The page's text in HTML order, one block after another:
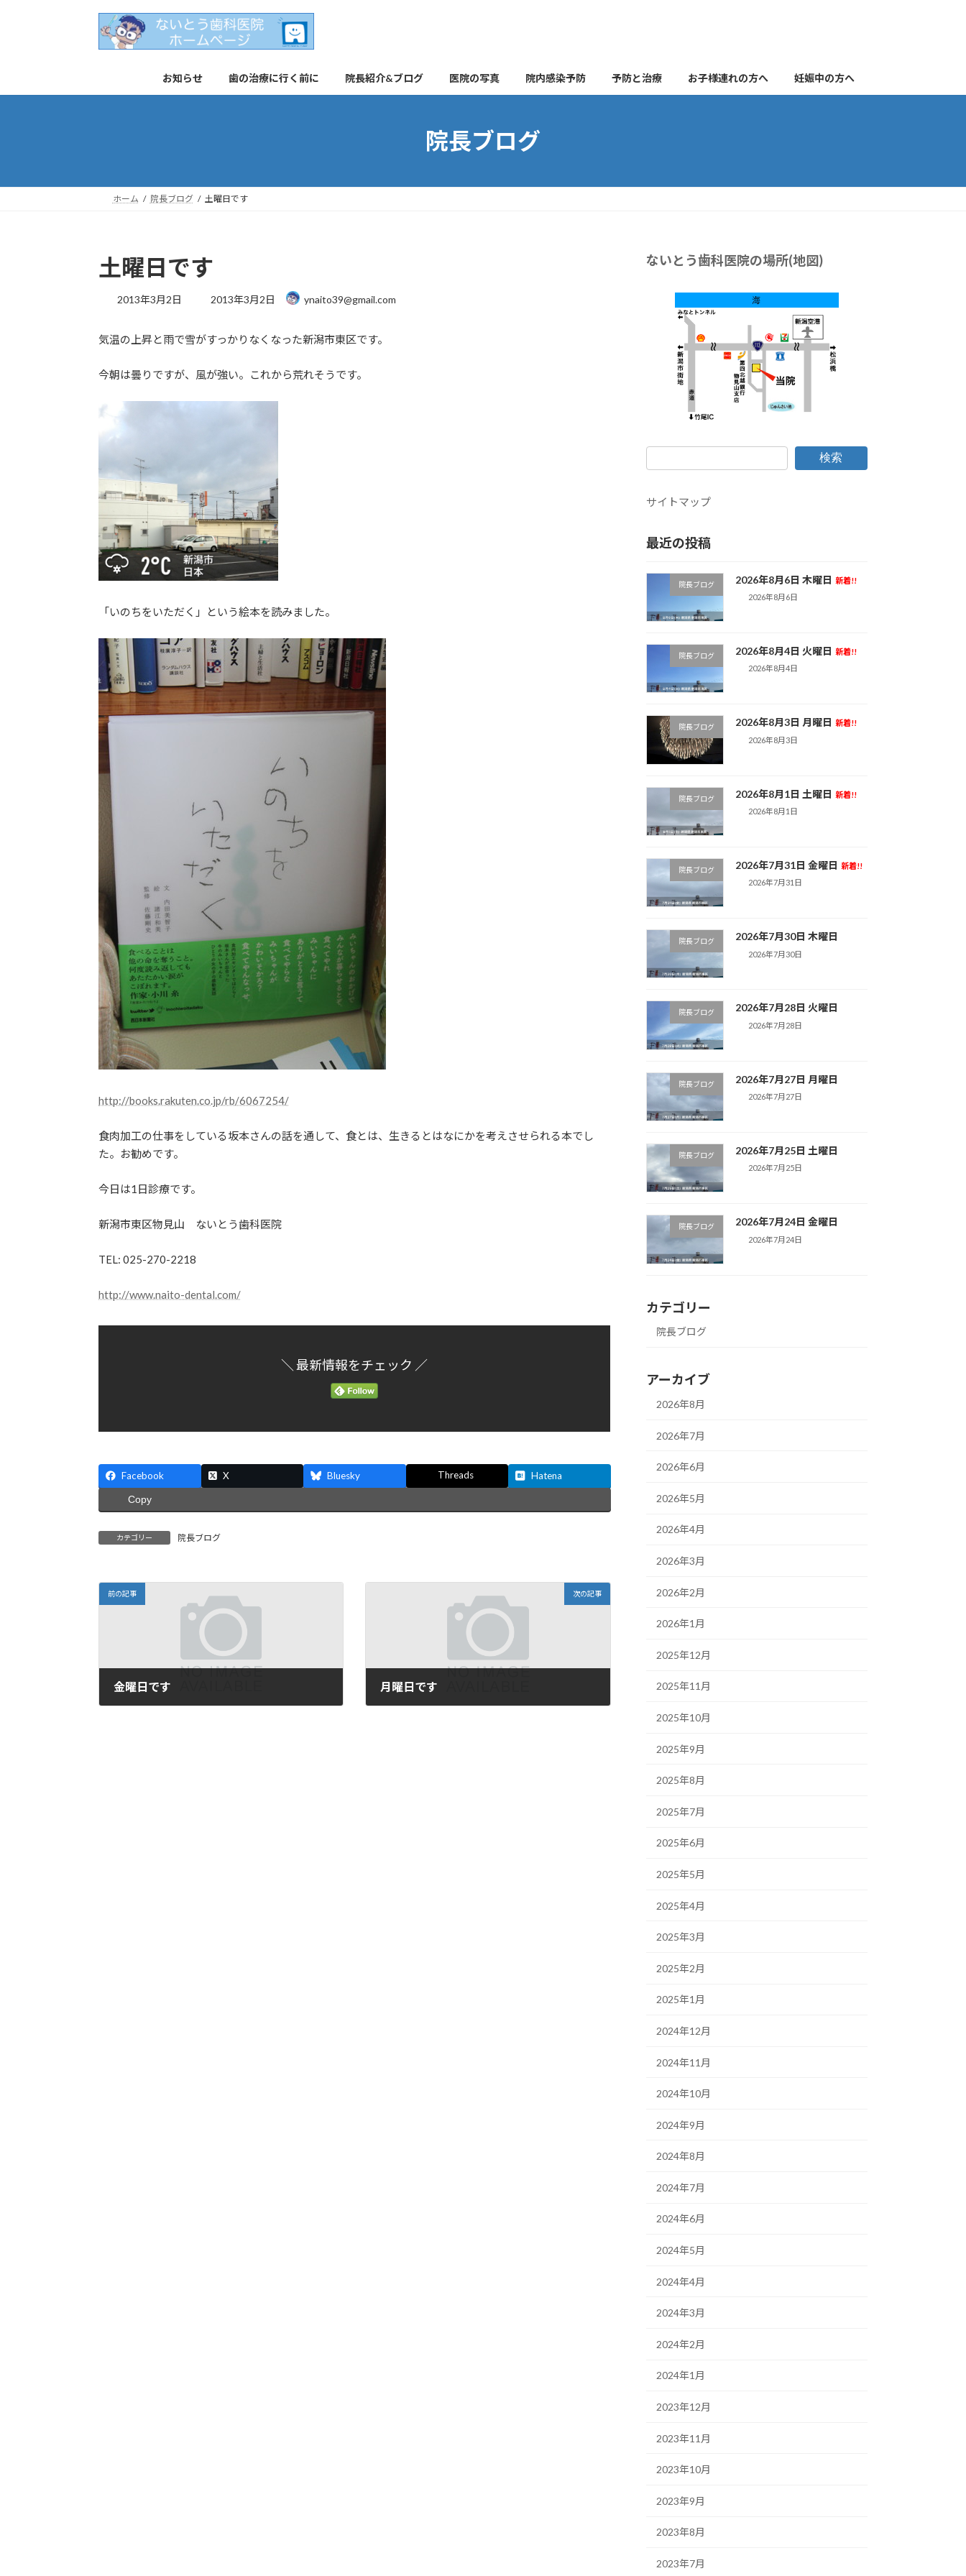
へ
ョ
お知らせ 歯の治療に行く前に 院長紹介&ブログ 医院の写真 院内感染予防 予防と治療 お子様連れの方へ 妊娠中の方へ
院長ブログ
ホーム 院長ブログ 土曜日です
土曜日です
2013年3月2日
最
新
時
2013年3月2日 ynaito39@gmail.com
気温の上昇と雨で雪がすっかりなくなった新潟市東区です。
今朝は曇りですが、風が強い。これから荒れそうです。
「いのちをいただく」という絵本を読みました。
http://books.rakuten.co.jp/rb/6067254/
食肉加工の仕事をしている坂本さんの話を通して、食とは、生きるとはなにかを考えさせられる本でし
た。お勧めです。
今日は1日診療です。
新潟市東区物見山 ないとう歯科医院
TEL: 025-270-2218
http://www.naito-dental.com/
＼ 最新情報をチェック ／
Facebook X Bluesky Threads Hatena
Copy
カテゴリー 院長ブログ
前の記事
金曜日です
次の記事
月曜日です
ないとう歯科医院の場所(地図)
検索
サイトマップ
最近の投稿
院長ブログ 2026年8月6日 木曜日 新着!!
2026年8月6日
院長ブログ 2026年8月4日 火曜日 新着!!
2026年8月4日
院長ブログ 2026年8月3日 月曜日 新着!!
2026年8月3日
院長ブログ 2026年8月1日 土曜日 新着!!
2026年8月1日
院長ブログ 2026年7月31日 金曜日 新着!!
2026年7月31日
院長ブログ 2026年7月30日 木曜日
2026年7月30日
院長ブログ 2026年7月28日 火曜日
2026年7月28日
院長ブログ 2026年7月27日 月曜日
2026年7月27日
院長ブログ 2026年7月25日 土曜日
2026年7月25日
院長ブログ 2026年7月24日 金曜日
2026年7月24日
カテゴリー
院長ブログ
アーカイブ
2026年8月
2026年7月
2026年6月
2026年5月
2026年4月
2026年3月
2026年2月
2026年1月
2025年12月
2025年11月
2025年10月
2025年9月
2025年8月
2025年7月
2025年6月
2025年5月
2025年4月
2025年3月
2025年2月
2025年1月
2024年12月
2024年11月
2024年10月
2024年9月
2024年8月
2024年7月
2024年6月
2024年5月
2024年4月
2024年3月
2024年2月
2024年1月
2023年12月
2023年11月
2023年10月
2023年9月
2023年8月
2023年7月